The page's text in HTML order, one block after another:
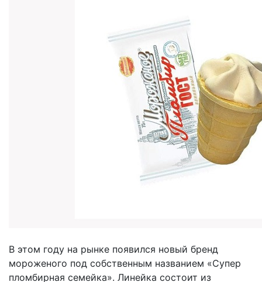
В этом году на рынке появился новый бренд
мороженого под собственным названием «Супер
пломбирная семейка». Линейка состоит из